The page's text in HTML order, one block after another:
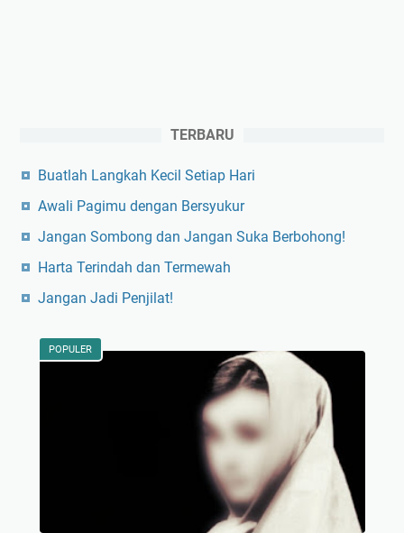
TERBARU
Buatlah Langkah Kecil Setiap Hari
Awali Pagimu dengan Bersyukur
Jangan Sombong dan Jangan Suka Berbohong!
Harta Terindah dan Termewah
Jangan Jadi Penjilat!
POPULER